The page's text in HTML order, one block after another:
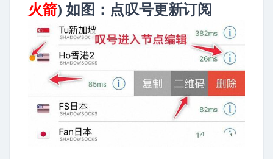
火箭) 如图：点叹号更新订阅